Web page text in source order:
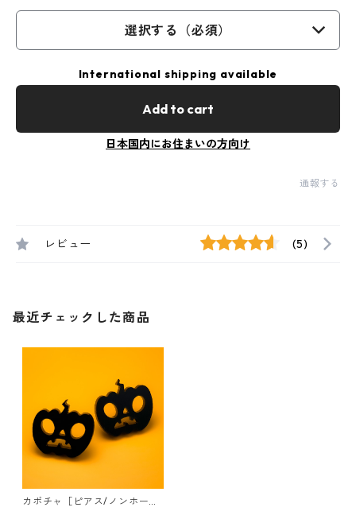
選択する（必須）
International shipping available
Add to cart
日本国内にお住まいの方向け
通報する
レビュー (5)
最近チェックした商品
カボチャ［ピアス/ノンホール